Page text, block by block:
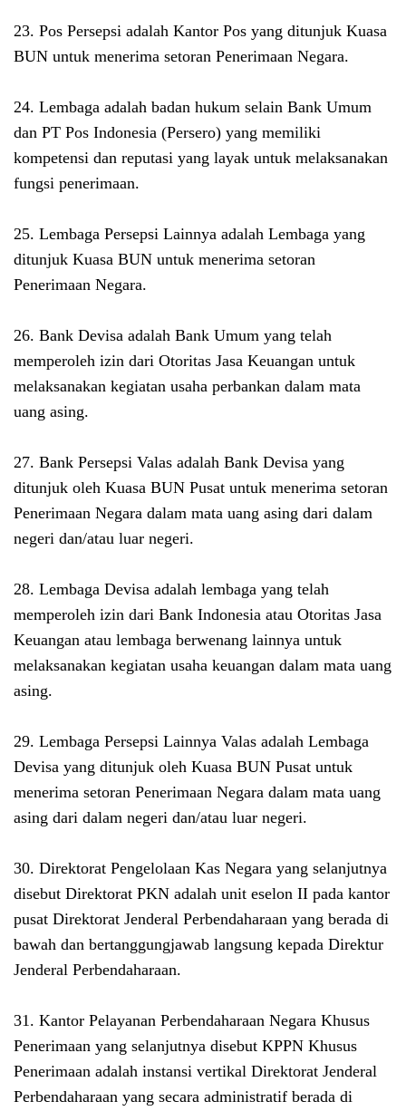
23. Pos Persepsi adalah Kantor Pos yang ditunjuk Kuasa
BUN untuk menerima setoran Penerimaan Negara.
24. Lembaga adalah badan hukum selain Bank Umum
dan PT Pos Indonesia (Persero) yang memiliki
kompetensi dan reputasi yang layak untuk melaksanakan
fungsi penerimaan.
25. Lembaga Persepsi Lainnya adalah Lembaga yang
ditunjuk Kuasa BUN untuk menerima setoran
Penerimaan Negara.
26. Bank Devisa adalah Bank Umum yang telah
memperoleh izin dari Otoritas Jasa Keuangan untuk
melaksanakan kegiatan usaha perbankan dalam mata
uang asing.
27. Bank Persepsi Valas adalah Bank Devisa yang
ditunjuk oleh Kuasa BUN Pusat untuk menerima setoran
Penerimaan Negara dalam mata uang asing dari dalam
negeri dan/atau luar negeri.
28. Lembaga Devisa adalah lembaga yang telah
memperoleh izin dari Bank Indonesia atau Otoritas Jasa
Keuangan atau lembaga berwenang lainnya untuk
melaksanakan kegiatan usaha keuangan dalam mata uang
asing.
29. Lembaga Persepsi Lainnya Valas adalah Lembaga
Devisa yang ditunjuk oleh Kuasa BUN Pusat untuk
menerima setoran Penerimaan Negara dalam mata uang
asing dari dalam negeri dan/atau luar negeri.
30. Direktorat Pengelolaan Kas Negara yang selanjutnya
disebut Direktorat PKN adalah unit eselon II pada kantor
pusat Direktorat Jenderal Perbendaharaan yang berada di
bawah dan bertanggungjawab langsung kepada Direktur
Jenderal Perbendaharaan.
31. Kantor Pelayanan Perbendaharaan Negara Khusus
Penerimaan yang selanjutnya disebut KPPN Khusus
Penerimaan adalah instansi vertikal Direktorat Jenderal
Perbendaharaan yang secara administratif berada di